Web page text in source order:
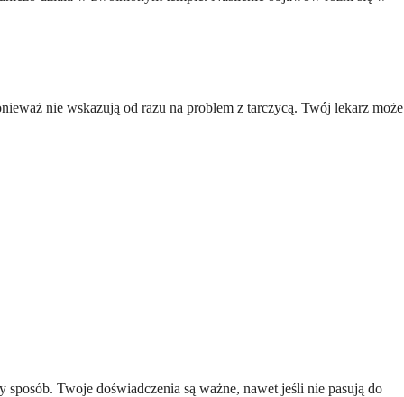
nie wskazują od razu na problem z tarczycą. Twój lekarz może
Twoje doświadczenia są ważne, nawet jeśli nie pasują do